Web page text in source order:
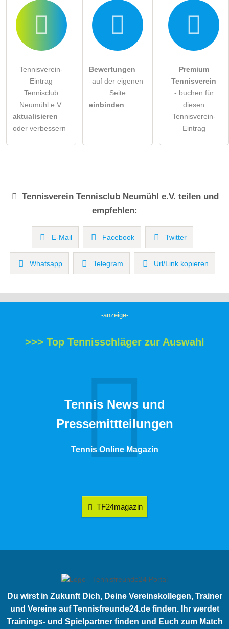
Tennisverein-
Eintrag
Tennisclub
Neumühl e.V.
aktualisieren
oder verbessern
Bewertungen
auf der eigenen
Seite
einbinden
Premium
Tennisverein
- buchen für
diesen
Tennisverein-
Eintrag
TennisvereinTennisclub Neumühl e.V. teilen und
empfehlen:
E-Mail Facebook Twitter
Whatsapp Telegram Url/Link kopieren
-anzeige-
>>> Top Tennisschläger zur Auswahl
Tennis News und
Pressemittteilungen
Tennis Online Magazin
TF24magazin
Du wirst in Zukunft Dich, Deine Vereinskollegen, Trainer
und Vereine auf Tennisfreunde24.de finden. Ihr werdet
Trainings- und Spielpartner finden und Euch zum Match